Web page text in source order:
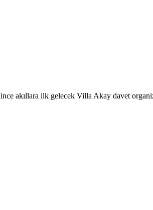
akıllara ilk gelecek Villa Akay davet